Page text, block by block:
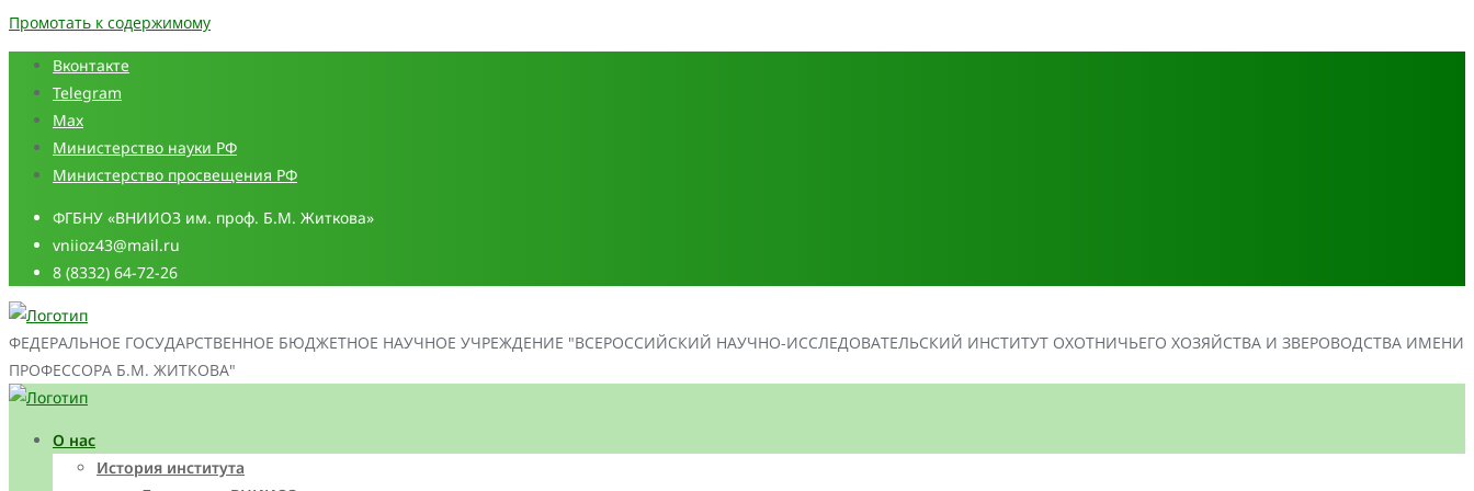
Промотать к содержимому
Вконтакте
Telegram
Max
Министерство науки РФ
Министерство просвещения РФ
ФГБНУ «ВНИИОЗ им. проф. Б.М. Житкова»
vniioz43@mail.ru
8 (8332) 64-72-26
ФЕДЕРАЛЬНОЕ ГОСУДАРСТВЕННОЕ БЮДЖЕТНОЕ НАУЧНОЕ УЧРЕЖДЕНИЕ "ВСЕРОССИЙСКИЙ НАУЧНО-ИССЛЕДОВАТЕЛЬСКИЙ ИНСТИТУТ ОХОТНИЧЬЕГО ХОЗЯЙСТВА И ЗВЕРОВОДСТВА ИМЕНИ
ПРОФЕССОРА Б.М. ЖИТКОВА"
О нас
История института